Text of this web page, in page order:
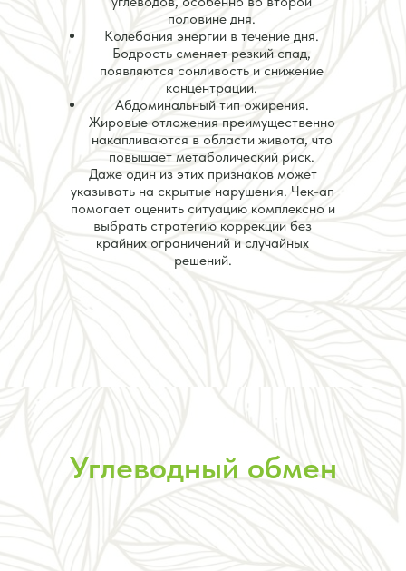
половине дня.
Колебания энергии в течение дня.
Бодрость сменяет резкий спад,
появляются сонливость и снижение
концентрации.
Абдоминальный тип ожирения.
Жировые отложения преимущественно
накапливаются в области живота, что
повышает метаболический риск.
Даже один из этих признаков может
указывать на скрытые нарушения. Чек-ап
помогает оценить ситуацию комплексно и
выбрать стратегию коррекции без
крайних ограничений и случайных
решений.
Углеводный обмен